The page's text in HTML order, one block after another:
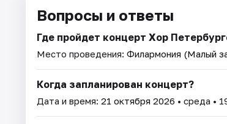
Вопросы и ответы
Где пройдет концерт Хор
Место проведения: Филармония (Малый
Когда запланирован концерт?
Дата и время: 21 октября 2026 • среда •